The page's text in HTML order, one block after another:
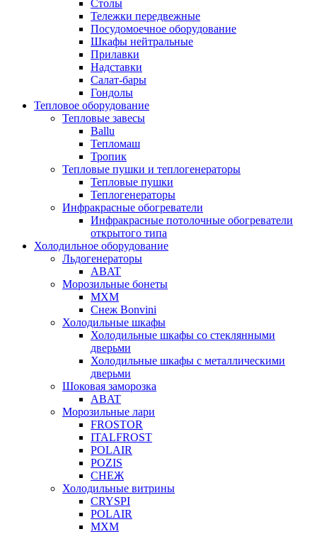
Столы
Тележки передвежные
Посудомоечное оборудование
Шкафы нейтральные
Прилавки
Надставки
Салат-бары
Гондолы
Тепловое оборудование
Тепловые завесы
Ballu
Тепломаш
Тропик
Тепловые пушки и теплогенераторы
Тепловые пушки
Теплогенераторы
Инфракрасные обогреватели
Инфракрасные потолочные обогреватели
открытого типа
Холодильное оборудование
Льдогенераторы
ABAT
Морозильные бонеты
МХМ
Снеж Bonvini
Холодильные шкафы
Холодильные шкафы cо стеклянными
дверьми
Холодильные шкафы с металлическими
дверьми
Шоковая заморозка
ABAT
Морозильные лари
FROSTOR
ITALFROST
POLAIR
POZIS
СНЕЖ
Холодильные витрины
CRYSPI
POLAIR
МХМ